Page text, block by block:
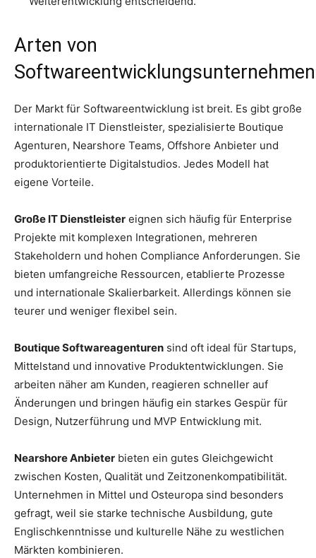
Arten von
Softwareentwicklungsunternehmen
Der Markt für Softwareentwicklung ist breit. Es gibt große
internationale IT Dienstleister, spezialisierte Boutique
Agenturen, Nearshore Teams, Offshore Anbieter und
produktorientierte Digitalstudios. Jedes Modell hat
eigene Vorteile.
Große IT Dienstleister eignen sich häufig für Enterprise
Projekte mit komplexen Integrationen, mehreren
Stakeholdern und hohen Compliance Anforderungen. Sie
bieten umfangreiche Ressourcen, etablierte Prozesse
und internationale Skalierbarkeit. Allerdings können sie
teurer und weniger flexibel sein.
Boutique Softwareagenturen sind oft ideal für Startups,
Mittelstand und innovative Produktentwicklungen. Sie
arbeiten näher am Kunden, reagieren schneller auf
Änderungen und bringen häufig ein starkes Gespür für
Design, Nutzerführung und MVP Entwicklung mit.
Nearshore Anbieter bieten ein gutes Gleichgewicht
zwischen Kosten, Qualität und Zeitzonenkompatibilität.
Unternehmen in Mittel und Osteuropa sind besonders
gefragt, weil sie starke technische Ausbildung, gute
Englischkenntnisse und kulturelle Nähe zu westlichen
Märkten kombinieren.